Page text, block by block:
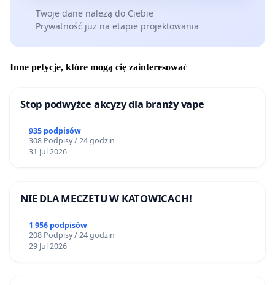
Twoje dane należą do Ciebie
Prywatność już na etapie projektowania
Inne petycje, które mogą cię zainteresować
Stop podwyżce akcyzy dla branży vape
935 podpisów
308 Podpisy / 24 godzin
31 Jul 2026
NIE DLA MECZETU W KATOWICACH!
1 956 podpisów
208 Podpisy / 24 godzin
29 Jul 2026